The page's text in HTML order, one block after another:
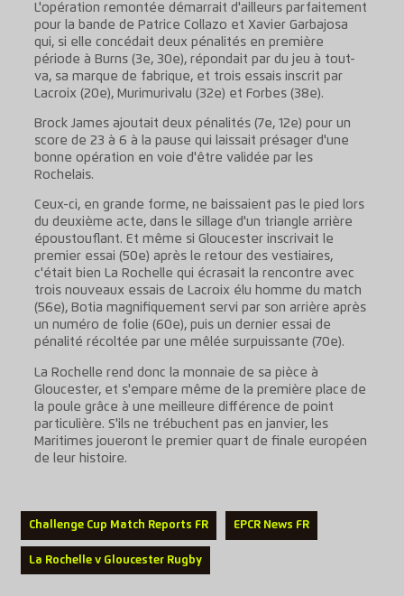
L'opération remontée démarrait d'ailleurs parfaitement
pour la bande de Patrice Collazo et Xavier Garbajosa
qui, si elle concédait deux pénalités en première
période à Burns (3e, 30e), répondait par du jeu à tout-
va, sa marque de fabrique, et trois essais inscrit par
Lacroix (20e), Murimurivalu (32e) et Forbes (38e).
Brock James ajoutait deux pénalités (7e, 12e) pour un
score de 23 à 6 à la pause qui laissait présager d'une
bonne opération en voie d'être validée par les
Rochelais.
Ceux-ci, en grande forme, ne baissaient pas le pied lors
du deuxième acte, dans le sillage d'un triangle arrière
époustouflant. Et même si Gloucester inscrivait le
premier essai (50e) après le retour des vestiaires,
c'était bien La Rochelle qui écrasait la rencontre avec
trois nouveaux essais de Lacroix élu homme du match
(56e), Botia magnifiquement servi par son arrière après
un numéro de folie (60e), puis un dernier essai de
pénalité récoltée par une mêlée surpuissante (70e).
La Rochelle rend donc la monnaie de sa pièce à
Gloucester, et s'empare même de la première place de
la poule grâce à une meilleure différence de point
particulière. S'ils ne trébuchent pas en janvier, les
Maritimes joueront le premier quart de finale européen
de leur histoire.
Challenge Cup Match Reports FR EPCR News FR
La Rochelle v Gloucester Rugby